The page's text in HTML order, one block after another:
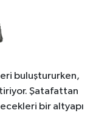
buluştururken,
Şatafattan
bir altyapı